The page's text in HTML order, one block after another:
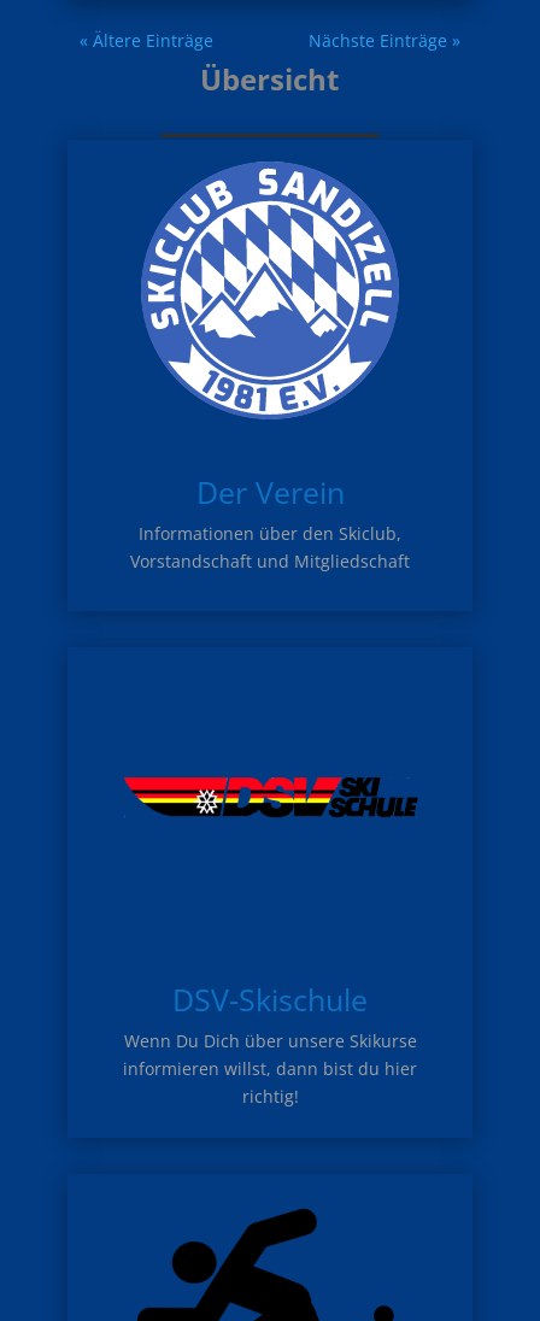
« Ältere Einträge Nächste Einträge »
Übersicht
Der Verein
Informationen über den Skiclub,
Vorstandschaft und Mitgliedschaft
DSV-Skischule
Wenn Du Dich über unsere Skikurse
informieren willst, dann bist du hier
richtig!